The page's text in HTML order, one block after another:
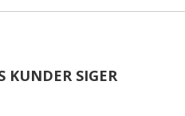
KUNDER SIGER